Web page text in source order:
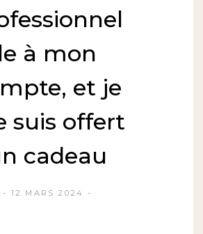
le à mon
et je
suis offert
cadeau
12 MARS 2024